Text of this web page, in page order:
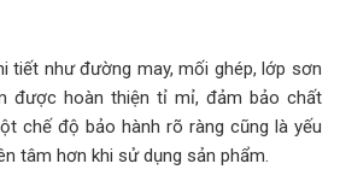
tiết như đường may, mối ghép, lớp sơn
được hoàn thiện tỉ mỉ, đảm bảo chất
chế độ bảo hành rõ ràng cũng là yếu
tâm hơn khi sử dụng sản phẩm.